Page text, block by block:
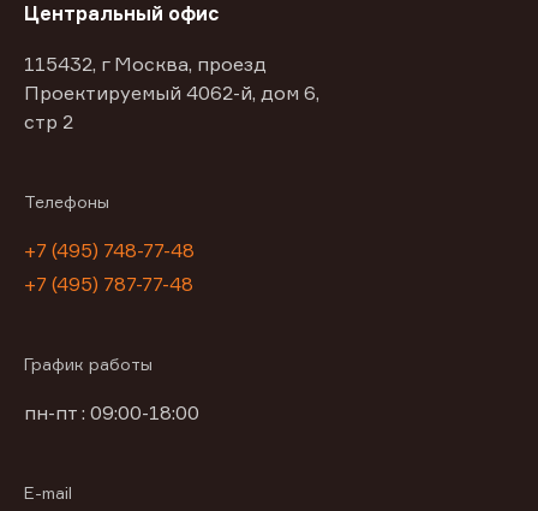
Центральный офис
115432, г Москва, проезд
Проектируемый 4062-й, дом 6,
стр 2
Телефоны
+7 (495) 748-77-48
+7 (495) 787-77-48
График работы
пн-пт : 09:00-18:00
E-mail